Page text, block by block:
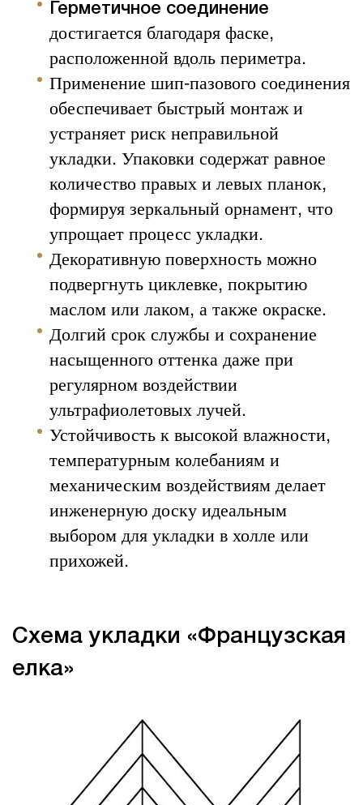
Герметичное соединение
достигается благодаря фаске,
расположенной вдоль периметра.
Применение шип-пазового соединения
обеспечивает быстрый монтаж и
устраняет риск неправильной
укладки. Упаковки содержат равное
количество правых и левых планок,
формируя зеркальный орнамент, что
упрощает процесс укладки.
Декоративную поверхность можно
подвергнуть циклевке, покрытию
маслом или лаком, а также окраске.
Долгий срок службы и сохранение
насыщенного оттенка даже при
регулярном воздействии
ультрафиолетовых лучей.
Устойчивость к высокой влажности,
температурным колебаниям и
механическим воздействиям делает
инженерную доску идеальным
выбором для укладки в холле или
прихожей.
Схема укладки «Французская
елка»